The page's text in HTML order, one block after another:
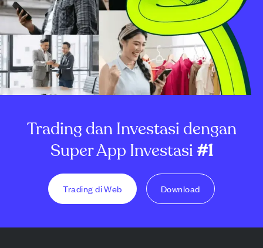
Trading dan Investasi dengan
Super App Investasi#1
Trading di Web Download